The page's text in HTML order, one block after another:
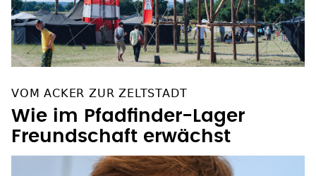
VOM ACKER ZUR ZELTSTADT
Wie im Pfadfinder-Lager
Freundschaft erwächst